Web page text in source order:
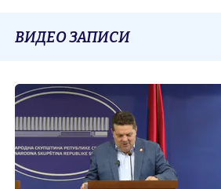
ВИДЕО ЗАПИСИ